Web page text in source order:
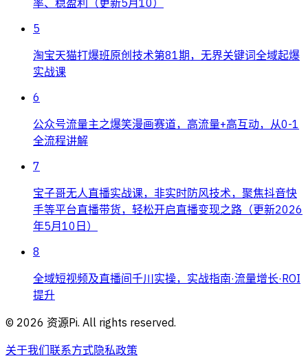
5
淘宝天猫打爆班原创技术第81期，无界关键词全域起爆
实战课
6
公众号流量主之爆笑漫画赛道，高流量+高互动，从0-1
全流程讲解
7
宝子哥无人直播实战课，非实时防风技术，聚焦抖音快
手等平台直播带货，轻松开启直播变现之路（更新2026
年5月10日）
8
全域短视频及直播间千川实操，实战指南·流量增长·ROI
提升
© 2026 资源Pi. All rights reserved.
关于我们联系方式隐私政策